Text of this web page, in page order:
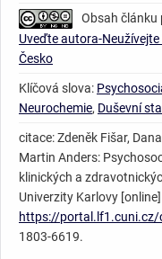
Obsah článku
Uveďte autora-
Česko
Klíčová slova:
Neurochemie, Duševní
citace: Zdeněk Fišar,
Martin Anders:
klinických a
Univerzity Karlovy
https://portal.lf1.cuni.cz/
1803-6619.